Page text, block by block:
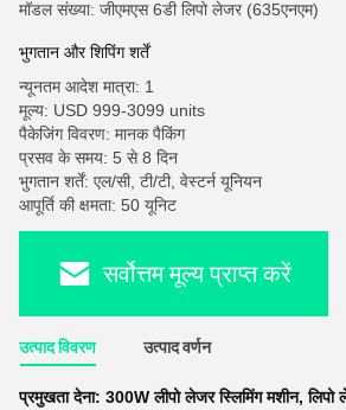
मॉडल संख्या: जीएमएस 6डी लिपो लेजर (635एनएम)
भुगतान और शिपिंग शर्तें
न्यूनतम आदेश मात्रा: 1
मूल्य: USD 999-3099 units
पैकेजिंग विवरण: मानक पैकिंग
प्रसव के समय: 5 से 8 दिन
भुगतान शर्तें: एल/सी, टी/टी, वेस्टर्न यूनियन
आपूर्ति की क्षमता: 50 यूनिट
सर्वोत्तम मूल्य प्राप्त करें
उत्पाद विवरण उत्पाद वर्णन
प्रमुखता देना: 300W लीपो लेजर स्लिमिंग मशीन,लिपो